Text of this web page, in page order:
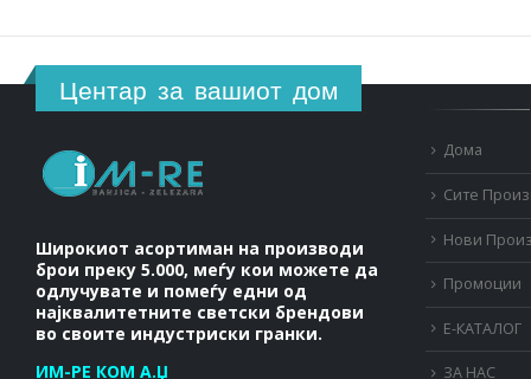
Центар за вашиот дом
Широкиот асортиман на производи
брои преку 5.000, меѓу кои можете да
одлучувате и помеѓу едни од
најквалитетните светски брендови
во своите индустриски гранки.
ИМ-РЕ КОМ А.Џ
Дома
Сите
Нови
Промоции
Е-КАТАЛОГ
ЗА НАС